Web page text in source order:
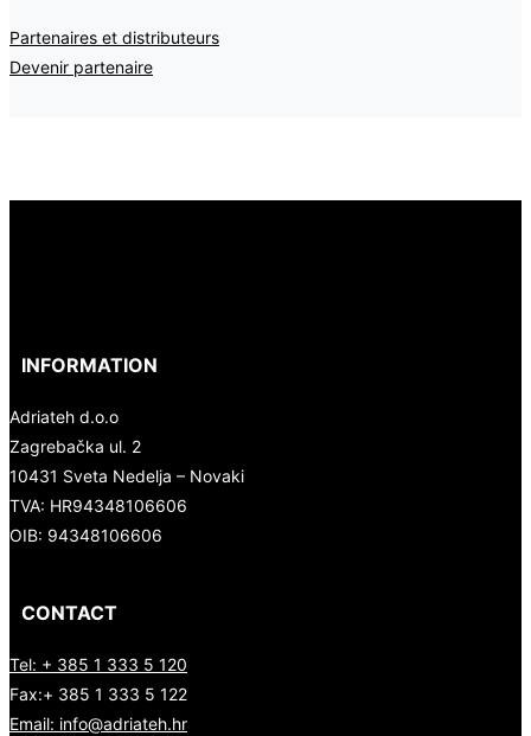
Partenaires et distributeurs
Devenir partenaire
INFORMATION
Adriateh d.o.o
Zagrebačka ul. 2
10431 Sveta Nedelja – Novaki
TVA: HR94348106606
OIB: 94348106606
CONTACT
Tel: + 385 1 333 5 120
Fax:+ 385 1 333 5 122
Email: info@adriateh.hr